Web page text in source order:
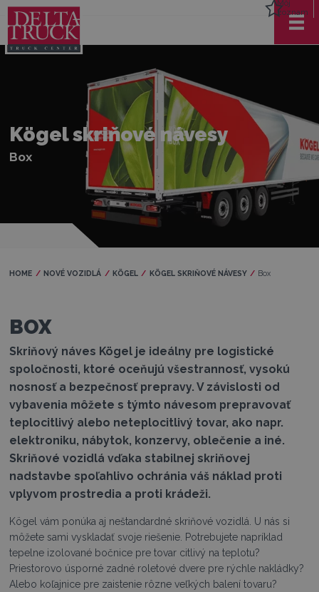
Môj
zoznam
Kögel skriňové návesy
Box
HOME NOVÉ VOZIDLÁ KÖGEL KÖGEL SKRIŇOVÉ NÁVESY Current:
Box
BOX
Skriňový náves Kögel je ideálny pre logistické
spoločnosti, ktoré oceňujú všestrannosť, vysokú
nosnosť a bezpečnosť prepravy. V závislosti od
vybavenia môžete s týmto návesom prepravovať
teplocitlivý alebo neteplocitlivý tovar, ako napr.
elektroniku, nábytok, konzervy, oblečenie a iné.
Skriňové vozidlá vďaka stabilnej skriňovej
nadstavbe spoľahlivo ochránia váš náklad proti
vplyvom prostredia a proti krádeži.
Kögel vám ponúka aj neštandardné skriňové vozidlá. U nás si
môžete sami vyskladať svoje riešenie. Potrebujete napríklad
tepelne izolované bočnice pre tovar citlivý na teplotu?
Priestorovo úsporné zadné roletové dvere pre rýchle nakládky?
Alebo koľajnice pre zaistenie rôzne veľkých balení tovaru?